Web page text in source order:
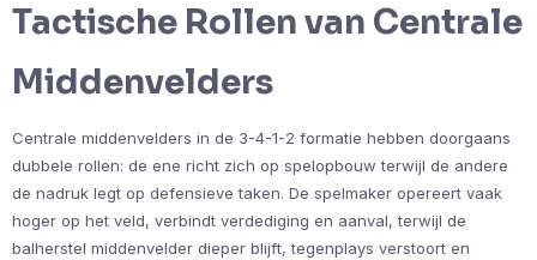
Tactische Rollen van Centrale
Middenvelders
Centrale middenvelders in de 3-4-1-2 formatie hebben doorgaans
dubbele rollen: de ene richt zich op spelopbouw terwijl de andere
de nadruk legt op defensieve taken. De spelmaker opereert vaak
hoger op het veld, verbindt verdediging en aanval, terwijl de
balherstel middenvelder dieper blijft, tegenplays verstoort en